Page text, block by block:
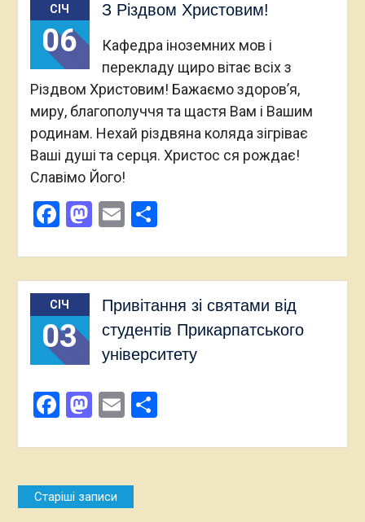
СІЧ
06
З Різдвом Христовим!
Кафедра іноземних мов і
перекладу щиро вітає всіх з
Різдвом Христовим! Бажаємо здоров’я,
миру, благополуччя та щастя Вам і Вашим
родинам. Нехай різдвяна коляда зігріває
Ваші душі та серця. Христос ся рождає!
Славімо Його!
Facebook
Mastodon
EmailПоділитися
СІЧ
03
Привітання зі святами від
студентів Прикарпатського
університету
Facebook
Mastodon
EmailПоділитися
Навігація
за
Старіші записи